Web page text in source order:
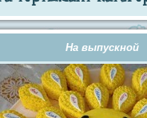
На выпускной